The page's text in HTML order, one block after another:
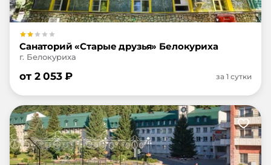
Санаторий «Старые друзья» Белокуриха
г. Белокуриха
от 2 053₽ за 1 сутки